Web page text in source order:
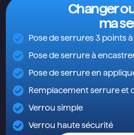
Changer
ma
Pose de serrures 3 points
Pose de serrure à
Pose de serrure en
Remplacement serrure et
Verrou simple
Verrou haute sécurité